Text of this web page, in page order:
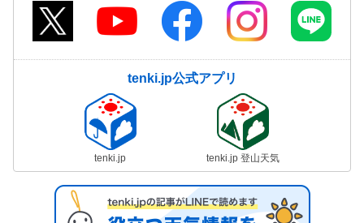
tenki.jp公式アプリ
tenki.jp tenki.jp 登山天気